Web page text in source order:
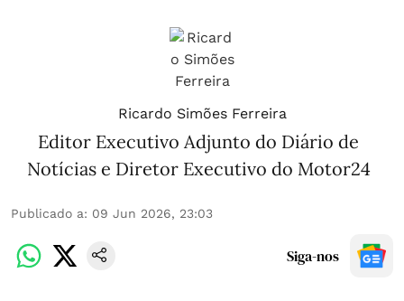
Ricardo Simões Ferreira
Editor Executivo Adjunto do Diário de
Notícias e Diretor Executivo do Motor24
Publicado a: 09 Jun 2026, 23:03
Siga-nos